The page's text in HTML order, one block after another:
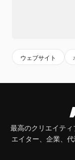
ウェブサイト
最高のクリエイテ
エイター、企業、